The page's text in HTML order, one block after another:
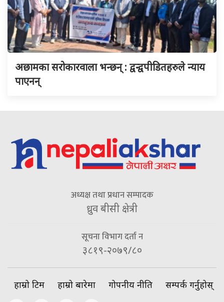
अछामका सरोकारवाला भन्छन् : द्वन्द्वपीडितहरुले न्याय
पाएनन्
अध्यक्ष तथा प्रधान सम्पादक
ध्रुव बीसी क्षेत्री
सूचना विभाग दर्ता न
३८१९-२०७९/८०
हाम्रो टिम हाम्रो बारेमा गोपनीय नीति सम्पर्क गर्नुहोस्